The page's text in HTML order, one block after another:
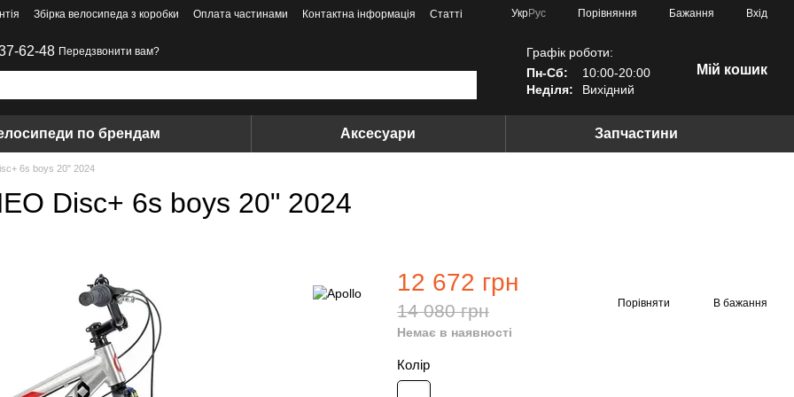
Збірка велосипеда з коробки Оплата частинами Контактна інформація
Статті
УкрРус Порівняння Бажання Вхід
62-48 Передзвонити вам?
Графік роботи:
Пн-Сб:
10:00-20:00
Неділя:
Вихідний
Мій кошик
по брендам Аксесуари Запчастини
6s boys 20" 2024
Disc+ 6s boys 20" 2024
12 672 грн
14 080 грн
Немає в наявності
Порівняти В бажання
Колір